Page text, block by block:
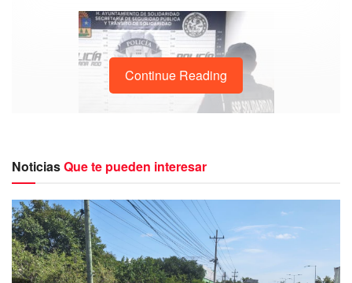
La mañana de este lunes elementos de la Policía
Continue Reading
NoticiasQue te pueden interesar